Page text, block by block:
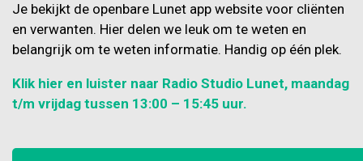
Je bekijkt de openbare Lunet app website voor cliënten
en verwanten. Hier delen we leuk om te weten en
belangrijk om te weten informatie. Handig op één plek.
Klik hier en luister naar Radio Studio Lunet, maandag
t/m vrijdag tussen 13:00 – 15:45 uur.